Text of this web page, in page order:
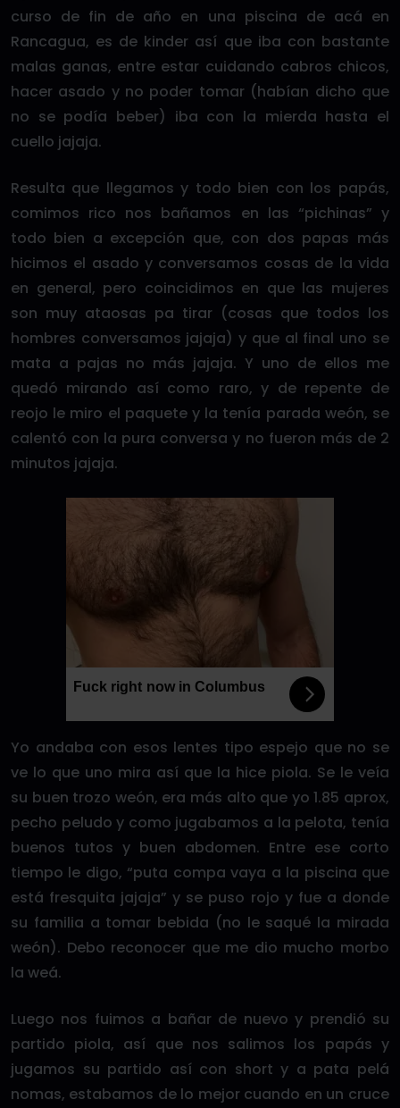
curso de fin de año en una piscina de acá en
Rancagua, es de kinder así que iba con bastante
malas ganas, entre estar cuidando cabros chicos,
hacer asado y no poder tomar (habían dicho que
no se podía beber) iba con la mierda hasta el
cuello jajaja.
Resulta que llegamos y todo bien con los papás,
comimos rico nos bañamos en las “pichinas” y
todo bien a excepción que, con dos papas más
hicimos el asado y conversamos cosas de la vida
en general, pero coincidimos en que las mujeres
son muy ataosas pa tirar (cosas que todos los
hombres conversamos jajaja) y que al final uno se
mata a pajas no más jajaja. Y uno de ellos me
quedó mirando así como raro, y de repente de
reojo le miro el paquete y la tenía parada weón, se
calentó con la pura conversa y no fueron más de 2
minutos jajaja.
Fuck right now in Columbus
Yo andaba con esos lentes tipo espejo que no se
ve lo que uno mira así que la hice piola. Se le veía
su buen trozo weón, era más alto que yo 1.85 aprox,
pecho peludo y como jugabamos a la pelota, tenía
buenos tutos y buen abdomen. Entre ese corto
tiempo le digo, “puta compa vaya a la piscina que
está fresquita jajaja” y se puso rojo y fue a donde
su familia a tomar bebida (no le saqué la mirada
weón). Debo reconocer que me dio mucho morbo
la weá.
Luego nos fuimos a bañar de nuevo y prendió su
partido piola, así que nos salimos los papás y
jugamos su partido así con short y a pata pelá
nomas, estabamos de lo mejor cuando en un cruce